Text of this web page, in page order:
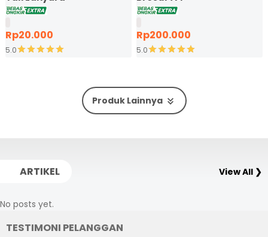
Rp20.000
5.0
Rp200.000
5.0
Produk Lainnya
ARTIKEL View All ❯
No posts yet.
TESTIMONI PELANGGAN